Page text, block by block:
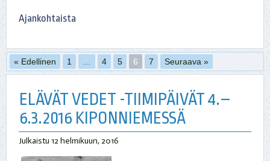
Ajankohtaista
« Edellinen 1 4 5 6 7 Seuraava »
ELÄVÄT VEDET -TIIMIPÄIVÄT 4.–
6.3.2016 KIPONNIEMESSÄ
Julkaistu 12 helmikuun, 2016